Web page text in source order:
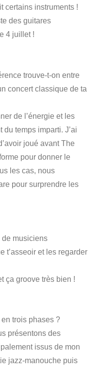
certains instruments !
des guitares
4 juillet !
trouve-t-on entre
concert classique de ta
de l’énergie et les
temps imparti. J’ai
joué avant The
pour donner le
les cas, nous
pour surprendre les
de musiciens
t’asseoir et les regarder
ça groove très bien !
trois phases ?
présentons des
issus de mon
jazz-manouche puis